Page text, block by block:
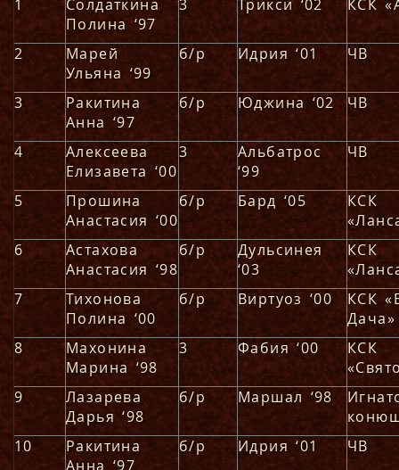
1
Солдаткина
Полина ‘97
3 Трикси ‘02 КСК
2
Марей
Ульяна ‘99
б/р Идрия ‘01 ЧВ
3
Ракитина
Анна ‘97
б/р Юджина ‘02 ЧВ
4
Алексеева
Елизавета ‘00
3
Альбатрос
‘99
ЧВ
5
Прошина
Анастасия ‘00
б/р Бард ‘05
КСК
6
Астахова
Анастасия ‘98
б/р
Дульсинея
‘03
КСК
7
Тихонова
Полина ‘00
б/р Виртуоз ‘00
КСК
Дача»
8
Махонина
Марина ‘98
3 Фабия ‘00
КСК
9
Лазарева
Дарья ‘98
б/р Маршал ‘98
10
Ракитина
Анна ‘97
б/р Идрия ‘01 ЧВ